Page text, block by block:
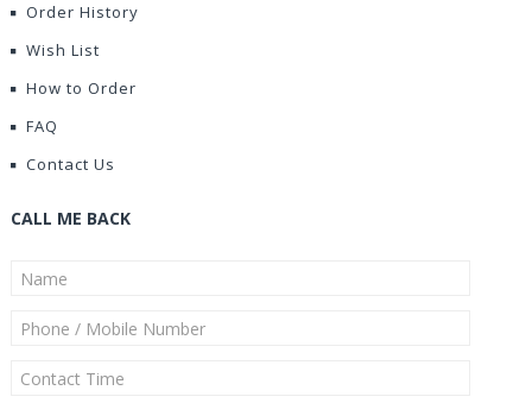
Order History
Wish List
How to Order
FAQ
Contact Us
CALL ME BACK